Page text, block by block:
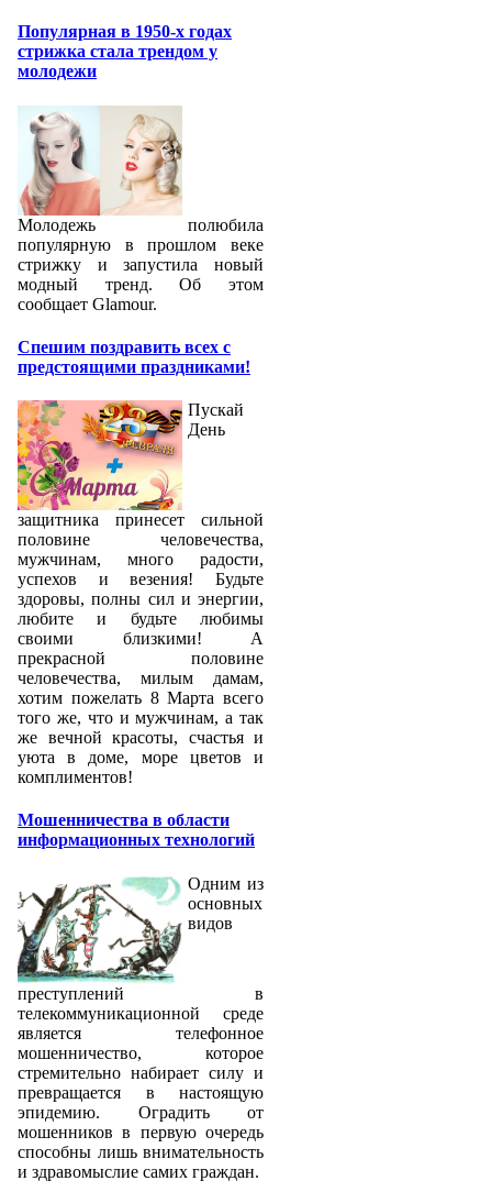
Популярная в 1950-х годах
стрижка стала трендом у
молодежи
Молодежь полюбила
популярную в прошлом веке
стрижку и запустила новый
модный тренд. Об этом
сообщает Glamour.
Спешим поздравить всех с
предстоящими праздниками!
Пускай
День
защитника принесет сильной
половине человечества,
мужчинам, много радости,
успехов и везения! Будьте
здоровы, полны сил и энергии,
любите и будьте любимы
своими близкими! А
прекрасной половине
человечества, милым дамам,
хотим пожелать 8 Марта всего
того же, что и мужчинам, а так
же вечной красоты, счастья и
уюта в доме, море цветов и
комплиментов!
Мошенничества в области
информационных технологий
Одним из
основных
видов
преступлений в
телекоммуникационной среде
является телефонное
мошенничество, которое
стремительно набирает силу и
превращается в настоящую
эпидемию. Оградить от
мошенников в первую очередь
способны лишь внимательность
и здравомыслие самих граждан.